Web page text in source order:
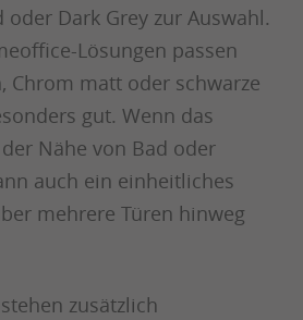
oder Dark Grey zur Auswahl.
Lösungen passen
Chrom matt oder schwarze
gut. Wenn das
Nähe von Bad oder
auch ein einheitliches
mehrere Türen hinweg
zusätzlich